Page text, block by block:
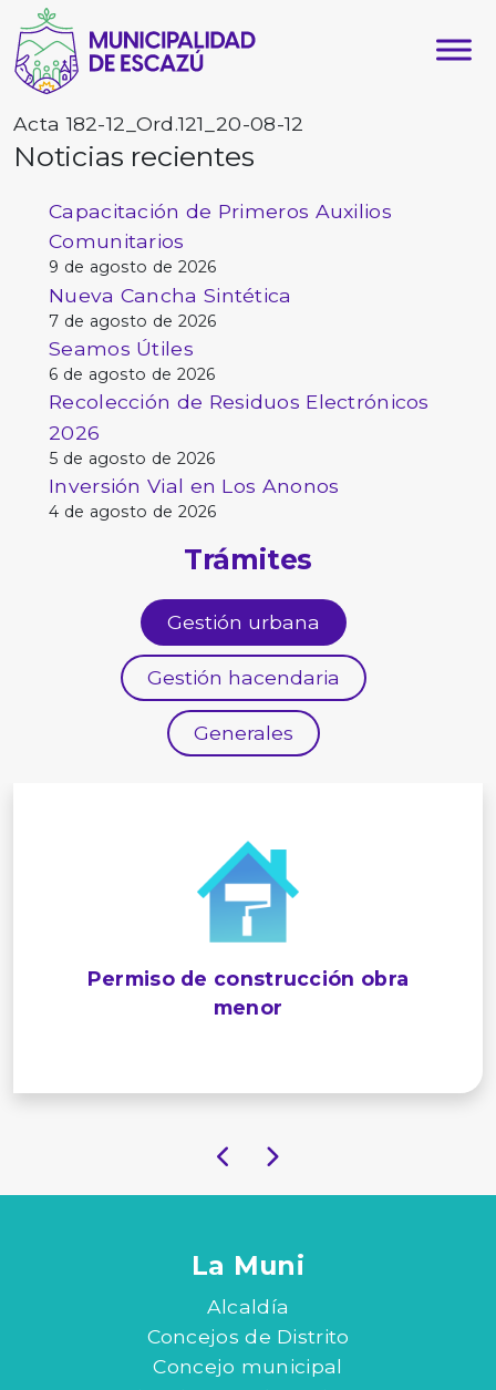
Acta 182-12_Ord.121_20-08-12
Noticias recientes
Capacitación de Primeros Auxilios
Comunitarios
9 de agosto de 2026
Nueva Cancha Sintética
7 de agosto de 2026
Seamos Útiles
6 de agosto de 2026
Recolección de Residuos Electrónicos
2026
5 de agosto de 2026
Inversión Vial en Los Anonos
4 de agosto de 2026
Trámites
Gestión urbana
Gestión hacendaria
Generales
Permiso de construcción obra
menor
La Muni
Alcaldía
Concejos de Distrito
Concejo municipal